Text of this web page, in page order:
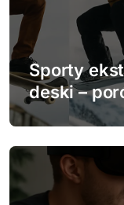
a
w
p
i
s
u
Sporty
deski –